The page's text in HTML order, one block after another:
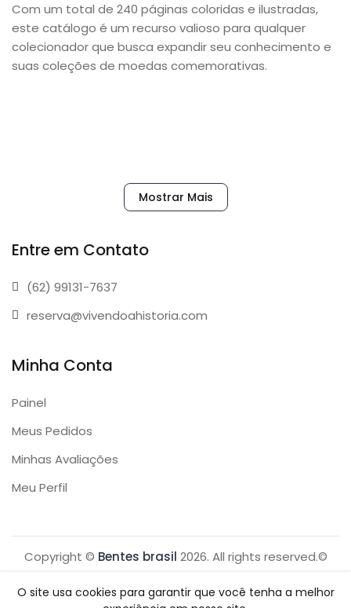
Com um total de 240 páginas coloridas e ilustradas,
este catálogo é um recurso valioso para qualquer
colecionador que busca expandir seu conhecimento e
suas coleções de moedas comemorativas.
Páginas: 240 (coloridas)Mostrar Mais
Entre em Contato
(62) 99131-7637
reserva@vivendoahistoria.com
Minha Conta
Painel
Meus Pedidos
Minhas Avaliações
Meu Perfil
Copyright © Bentes brasil 2026. All rights reserved.©
reservados.
O site usa cookies para garantir que você tenha a melhor